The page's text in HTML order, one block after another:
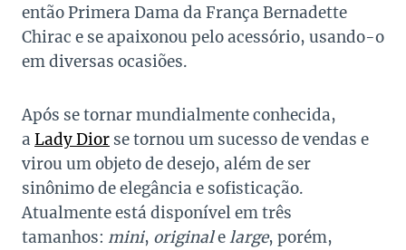
então Primera Dama da França Bernadette
Chirac e se apaixonou pelo acessório, usando-o
em diversas ocasiões.
Após se tornar mundialmente conhecida,
a Lady Dior se tornou um sucesso de vendas e
virou um objeto de desejo, além de ser
sinônimo de elegância e sofisticação.
Atualmente está disponível em três
tamanhos: mini, originalelarge, porém,